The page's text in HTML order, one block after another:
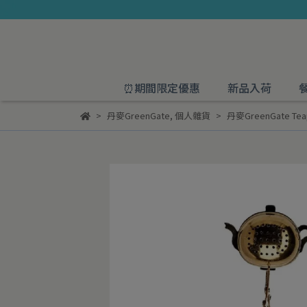
⏰期間限定優惠 新品入荷
丹麥GreenGate, 個人雜貨 丹麥GreenGate